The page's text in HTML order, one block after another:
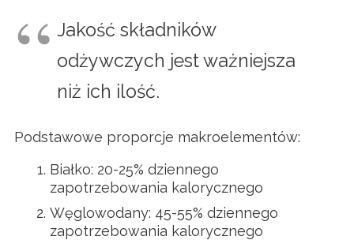
Jakość składników
odżywczych jest ważniejsza
niż ich ilość.
Podstawowe proporcje makroelementów:
Białko: 20-25% dziennego
zapotrzebowania kalorycznego
Węglowodany: 45-55% dziennego
zapotrzebowania kalorycznego